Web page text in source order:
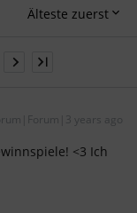
Älteste zuerst
years ago
<3 Ich